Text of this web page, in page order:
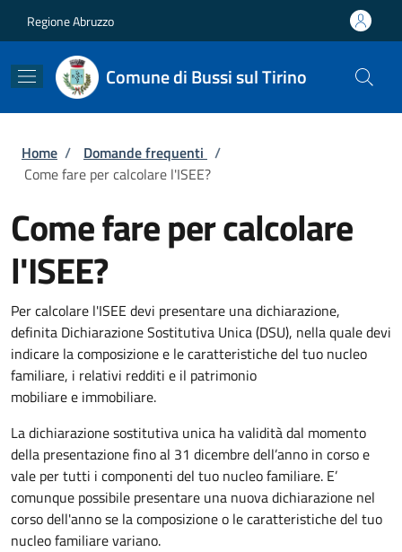
Regione Abruzzo
Comune di Bussi sul Tirino
Briciole di pane
Home / Domande frequenti /
Come fare per calcolare l'ISEE?
Come fare per calcolare
l'ISEE?
Per calcolare l'ISEE devi presentare una dichiarazione,
definita Dichiarazione Sostitutiva Unica (DSU), nella quale devi
indicare la composizione e le caratteristiche del tuo nucleo
familiare, i relativi redditi e il patrimonio
mobiliare e immobiliare.
La dichiarazione sostitutiva unica ha validità dal momento
della presentazione fino al 31 dicembre dell’anno in corso e
vale per tutti i componenti del tuo nucleo familiare. E’
comunque possibile presentare una nuova dichiarazione nel
corso dell'anno se la composizione o le caratteristiche del tuo
nucleo familiare variano.